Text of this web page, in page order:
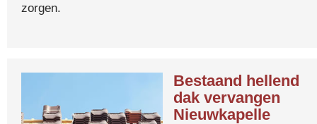
zorgen.
Bestaand hellend
dak vervangen
Nieuwkapelle